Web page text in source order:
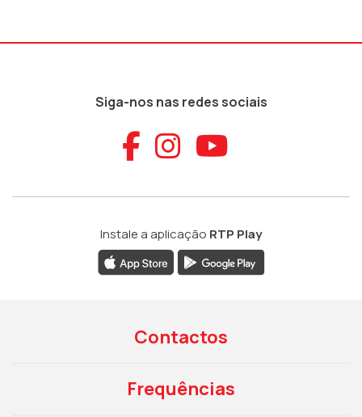
Siga-nos nas redes sociais
Aceder ao
Aceder ao
Aceder
Instale a aplicação RTP Play
Contactos
Frequências